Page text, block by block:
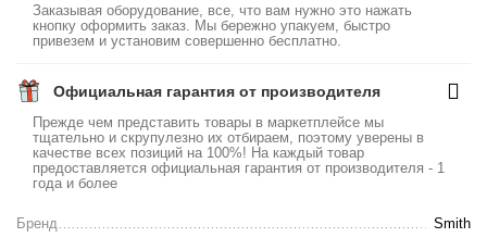
Заказывая оборудование, все, что вам нужно это нажать
кнопку оформить заказ. Мы бережно упакуем, быстро
привезем и установим совершенно бесплатно.
Официальная гарантия от производителя
Прежде чем представить товары в маркетплейсе мы
тщательно и скрупулезно их отбираем, поэтому уверены в
качестве всех позиций на 100%! На каждый товар
предоставляется официальная гарантия от производителя - 1
года и более
Бренд Smith